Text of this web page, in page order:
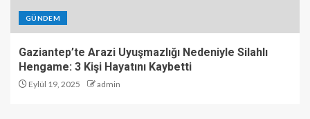
GÜNDEM
Gaziantep’te Arazi Uyuşmazlığı Nedeniyle Silahlı
Hengame: 3 Kişi Hayatını Kaybetti
Eylül 19, 2025 admin